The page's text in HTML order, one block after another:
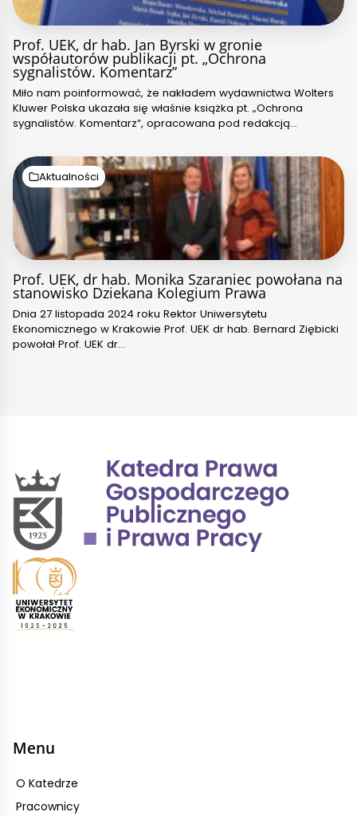
Prof. UEK, dr hab. Jan Byrski w gronie
współautorów publikacji pt. „Ochrona
sygnalistów. Komentarz”
Miło nam poinformować, że nakładem wydawnictwa Wolters
Kluwer Polska ukazała się właśnie książka pt. „Ochrona
sygnalistów. Komentarz”, opracowana pod redakcją…
Prof. UEK, dr hab. Monika Szaraniec powołana na
stanowisko Dziekana Kolegium Prawa
Dnia 27 listopada 2024 roku Rektor Uniwersytetu
Ekonomicznego w Krakowie Prof. UEK dr hab. Bernard Ziębicki
powołał Prof. UEK dr…
Aktualności
Menu
O Katedrze
Pracownicy